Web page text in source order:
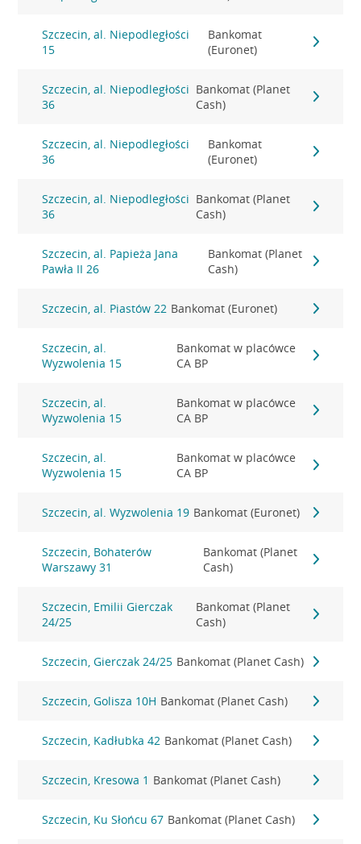
Szczecin, al. Niepodległości
15
Bankomat
(Euronet)
Szczecin, al. Niepodległości
36
Bankomat (Planet
Cash)
Szczecin, al. Niepodległości
36
Bankomat
(Euronet)
Szczecin, al. Niepodległości
36
Bankomat (Planet
Cash)
Szczecin, al. Papieża Jana
Pawła II 26
Bankomat (Planet
Cash)
Szczecin, al. Piastów 22 Bankomat (Euronet)
Szczecin, al.
Wyzwolenia 15
Bankomat w placówce
CA BP
Szczecin, al.
Wyzwolenia 15
Bankomat w placówce
CA BP
Szczecin, al.
Wyzwolenia 15
Bankomat w placówce
CA BP
Szczecin, al. Wyzwolenia 19 Bankomat (Euronet)
Szczecin, Bohaterów
Warszawy 31
Bankomat (Planet
Cash)
Szczecin, Emilii Gierczak
24/25
Bankomat (Planet
Cash)
Szczecin, Gierczak 24/25 Bankomat (Planet Cash)
Szczecin, Golisza 10H Bankomat (Planet Cash)
Szczecin, Kadłubka 42 Bankomat (Planet Cash)
Szczecin, Kresowa 1 Bankomat (Planet Cash)
Szczecin, Ku Słońcu 67 Bankomat (Planet Cash)